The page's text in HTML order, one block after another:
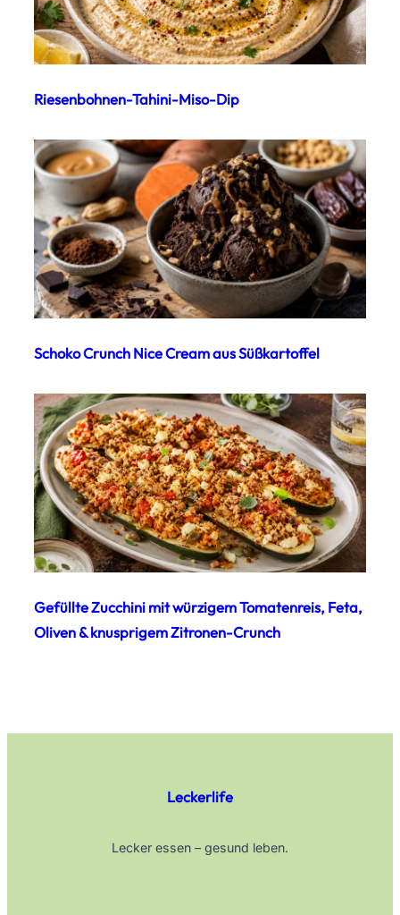
Riesenbohnen-Tahini-Miso-Dip
Schoko Crunch Nice Cream aus Süßkartoffel
Gefüllte Zucchini mit würzigem Tomatenreis, Feta,
Oliven & knusprigem Zitronen-Crunch
Leckerlife
Lecker essen – gesund leben.